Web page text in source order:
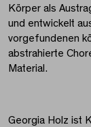
Körper als
und entwickelt
vorgefundenen
abstrahierte
Material.
Georgia Holz ist